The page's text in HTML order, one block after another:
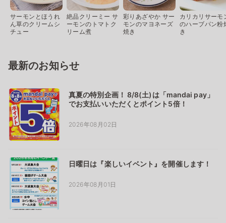
サーモンとほうれ
ん草のクリームシ
チュー
絶品クリーミー サ
ーモンのトマトク
リーム煮
彩りあざやか サー
モンのマヨネーズ
焼き
カリカリサーモ
のハーブパン粉
き
最新のお知らせ
真夏の特別企画！ 8/8(土)は「mandai pay」
でお支払いいただくとポイント5倍！
2026年08月02日
日曜日は『楽しいイベント』を開催します！
2026年08月01日